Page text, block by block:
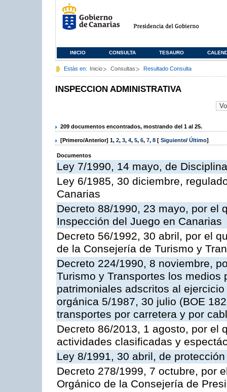
INICIO CONSULTA TESAURO
Estás en: Inicio Consultas Resultado Consulta
INSPECCION ADMINISTRATIVA
209 documentos encontrados, mostrando del 1 al 25.
[Primero/Anterior] 1, 2, 3, 4, 5, 6, 7, 8 [ Siguiente/ Último]
Documentos
Ley 7/1990, 14 mayo, de
Ley 6/1985, 30 diciembre,
Canarias
Decreto 88/1990, 23 mayo, por el
Inspección del Juego en Canarias
Decreto 56/1992, 30 abril, por el
de la Consejería de Turismo y
Decreto 224/1990, 8 noviembre,
Turismo y Transportes los
patrimoniales adscritos al
orgánica 5/1987, 30 julio (BOE
transportes por carretera y por
Decreto 86/2013, 1 agosto, por el
actividades clasificadas y
Ley 8/1991, 30 abril, de
Decreto 278/1999, 7 octubre, por
Orgánico de la Consejería de